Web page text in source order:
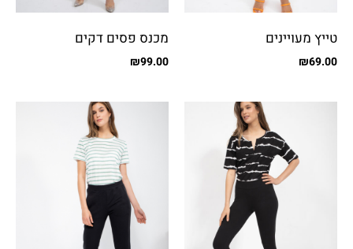
טייץ מעויינים
₪69.00
מכנס פסים דקים
₪99.00